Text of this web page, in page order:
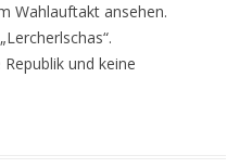
Wahlauftakt ansehen.
und keine